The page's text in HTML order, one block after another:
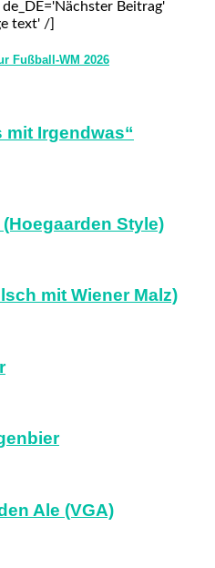
Beitrag'
text' /]
Fußball-WM 2026
mit Irgendwas“
Style)
mit Wiener Malz)
Ale (VGA)